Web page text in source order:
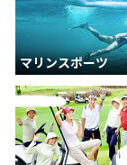
マリンスポーツ